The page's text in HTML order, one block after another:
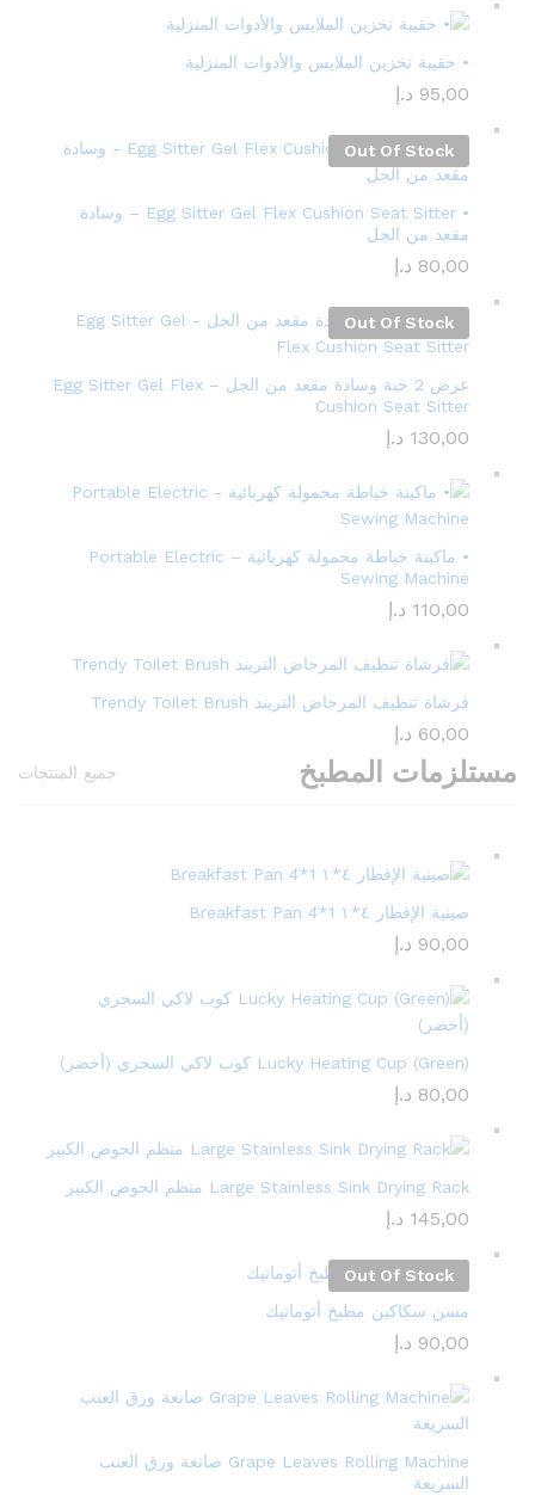
• حقيبة تخزين الملابس والأدوات المنزلية
95,00 د.إ
Out Of Stock
• Egg Sitter Gel Flex Cushion Seat Sitter – وسادة
مقعد من الجل
80,00 د.إ
Out Of Stock
عرض 2 حبة وسادة مقعد من الجل – Egg Sitter Gel Flex
Cushion Seat Sitter
130,00 د.إ
• ماكينة خياطة محمولة كهربائية – Portable Electric
Sewing Machine
110,00 د.إ
فرشاة تنظيف المرحاض التريند Trendy Toilet Brush
60,00 د.إ
مستلزمات المطبخ جميع المنتجات
صينية الإفطار ٤*١ Breakfast Pan 4*1
90,00 د.إ
Lucky Heating Cup (Green) كوب لاكي السحري (أخضر)
80,00 د.إ
Large Stainless Sink Drying Rack منظم الحوض الكبير
145,00 د.إ
Out Of Stock
مسن سكاكين مطبخ أتوماتيك
90,00 د.إ
Grape Leaves Rolling Machine صانعة ورق العنب
السريعة